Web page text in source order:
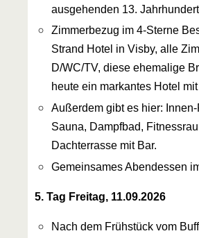
ausgehenden 13.
Zimmerbezug im 4-Sterne
Strand Hotel in Visby, alle
D/WC/TV, diese ehemalige
heute ein markantes Hotel
Außerdem gibt es hier:
Sauna, Dampfbad,
Dachterrasse mit Bar.
Gemeinsames Abendessen
5. Tag Freitag, 11.09.2026
Nach dem Frühstück vom